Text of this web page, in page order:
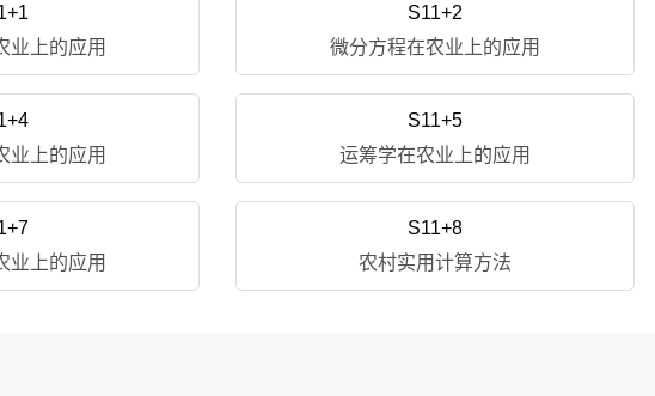
业上的应用
S11+2
微分方程在农业上的应用
业上的应用
S11+5
运筹学在农业上的应用
业上的应用
S11+8
农村实用计算方法